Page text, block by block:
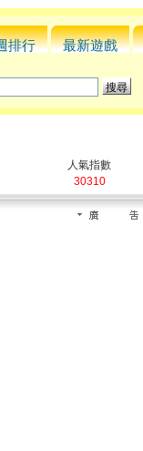
排行 最新遊戲
人氣指數
30310